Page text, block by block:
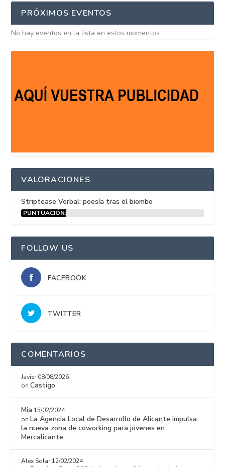
PRÓXIMOS EVENTOS
No hay eventos en la lista en estos momentos
VALORACIONES
Striptease Verbal: poesía tras el biombo
PUNTUACIÓN:
FOLLOW US
FACEBOOK
TWITTER
COMENTARIOS
Javier 08/08/2026
onCastigo
Mia 15/02/2024
onLa Agencia Local de Desarrollo de Alicante impulsa
la nueva zona de coworking para jóvenes en
Mercalicante
Alex Solar 12/02/2024